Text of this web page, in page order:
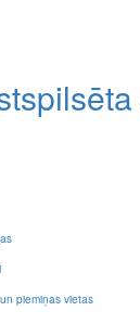
piemiņas vietas